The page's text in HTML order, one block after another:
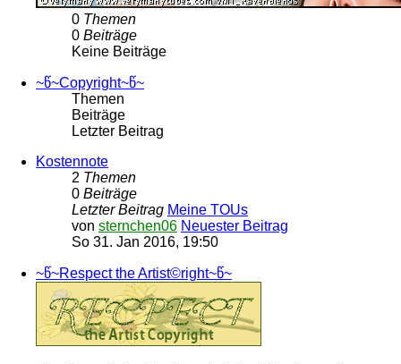
0 Themen
0 Beiträge
Keine Beiträge
~წ~Copyright~წ~
Themen
Beiträge
Letzter Beitrag
Kostennote
2 Themen
0 Beiträge
Letzter Beitrag Meine TOUs
von sternchen06 Neuester Beitrag
So 31. Jan 2016, 19:50
~წ~Respect the Artist©right~წ~